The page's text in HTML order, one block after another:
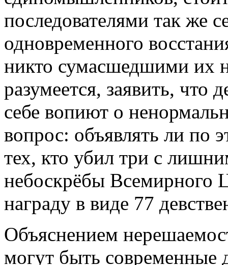
последователями так же
одновременного
никто сумасшедшими их
разумеется, заявить, что
себе вопиют о
вопрос: объявлять ли по
тех, кто убил три с
небоскрёбы Всемирного
награду в виде 77
Объяснением
могут быть современные